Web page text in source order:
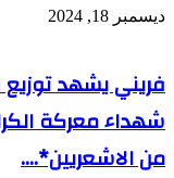
ديسمبر 18, 2024
شهداء معركة
من الاشعريين*….